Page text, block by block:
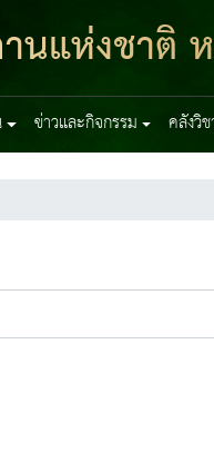
แห่งชาติ
ข่าวและกิจกรรม คลังวิ